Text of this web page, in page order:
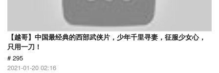
【越哥】中国最经典的西部武侠片，少年千里寻妻，征服少女心，
只用一刀！
# 295
2021-01-20 02:16